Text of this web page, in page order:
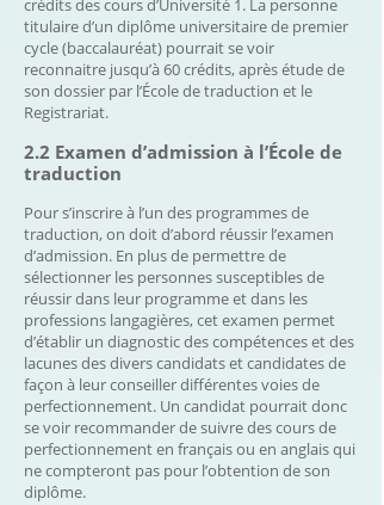
crédits des cours d’Université 1. La personne
titulaire d’un diplôme universitaire de premier
cycle (baccalauréat) pourrait se voir
reconnaitre jusqu’à 60 crédits, après étude de
son dossier par l’École de traduction et le
Registrariat.
2.2 Examen d’admission à l’École de
traduction
Pour s’inscrire à l’un des programmes de
traduction, on doit d’abord réussir l’examen
d’admission. En plus de permettre de
sélectionner les personnes susceptibles de
réussir dans leur programme et dans les
professions langagières, cet examen permet
d’établir un diagnostic des compétences et des
lacunes des divers candidats et candidates de
façon à leur conseiller différentes voies de
perfectionnement. Un candidat pourrait donc
se voir recommander de suivre des cours de
perfectionnement en français ou en anglais qui
ne compteront pas pour l’obtention de son
diplôme.